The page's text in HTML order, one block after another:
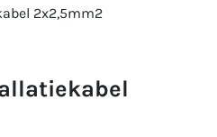
2x2,5mm2